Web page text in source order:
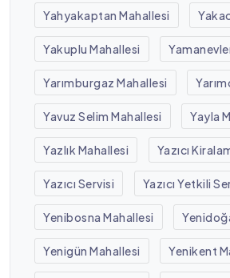
Yahyakaptan Mahallesi
Yakuplu Mahallesi
Yarımburgaz Mahallesi
Yavuz Selim Mahallesi Yayla
Yazlık Mahallesi Yazıcı
Yazıcı Servisi Yazıcı Yetkili
Yenibosna Mahallesi
Yenigün Mahallesi Yenikent